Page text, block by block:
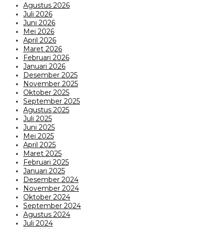
Agustus 2026
Juli 2026
Juni 2026
Mei 2026
April 2026
Maret 2026
Februari 2026
Januari 2026
Desember 2025
November 2025
Oktober 2025
September 2025
Agustus 2025
Juli 2025
Juni 2025
Mei 2025
April 2025
Maret 2025
Februari 2025
Januari 2025
Desember 2024
November 2024
Oktober 2024
September 2024
Agustus 2024
Juli 2024